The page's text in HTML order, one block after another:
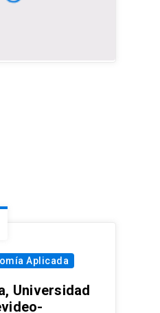
Aplicada
Universidad